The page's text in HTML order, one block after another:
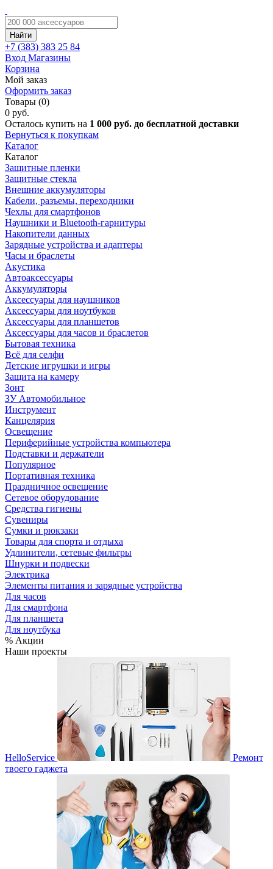
Найти
+7 (383) 383 25 84
Вход Магазины
Корзина
Мой заказ
Оформить заказ
Товары (0)
0 руб.
Осталось купить на 1 000 руб. до бесплатной доставки
Вернуться к покупкам
Каталог
Каталог
Защитные пленки
Защитные стекла
Внешние аккумуляторы
Кабели, разъемы, переходники
Чехлы для смартфонов
Наушники и Bluetooth-гарнитуры
Накопители данных
Зарядные устройства и адаптеры
Часы и браслеты
Акустика
Автоаксессуары
Аккумуляторы
Аксессуары для наушников
Аксессуары для ноутбуков
Аксессуары для планшетов
Аксессуары для часов и браслетов
Бытовая техника
Всё для селфи
Детские игрушки и игры
Защита на камеру
Зонт
ЗУ Автомобильное
Инструмент
Канцелярия
Освещение
Периферийные устройства компьютера
Подставки и держатели
Популярное
Портативная техника
Праздничное освещение
Сетевое оборудование
Средства гигиены
Сувениры
Сумки и рюкзаки
Товары для спорта и отдыха
Удлинители, сетевые фильтры
Шнурки и подвески
Электрика
Элементы питания и зарядные устройства
Для часов
Для смартфона
Для планшета
Для ноутбука
% Акции
Наши проекты
HelloService
Ремонт
твоего гаджета